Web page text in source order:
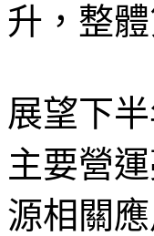
升，整
展望下
主要營
源相關